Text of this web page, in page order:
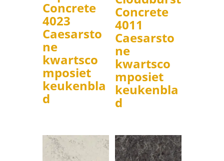
Concrete
4023
Caesarsto
ne
kwartsco
mposiet
keukenbla
d
Concrete
4011
Caesarsto
ne
kwartsco
mposiet
keukenbla
d